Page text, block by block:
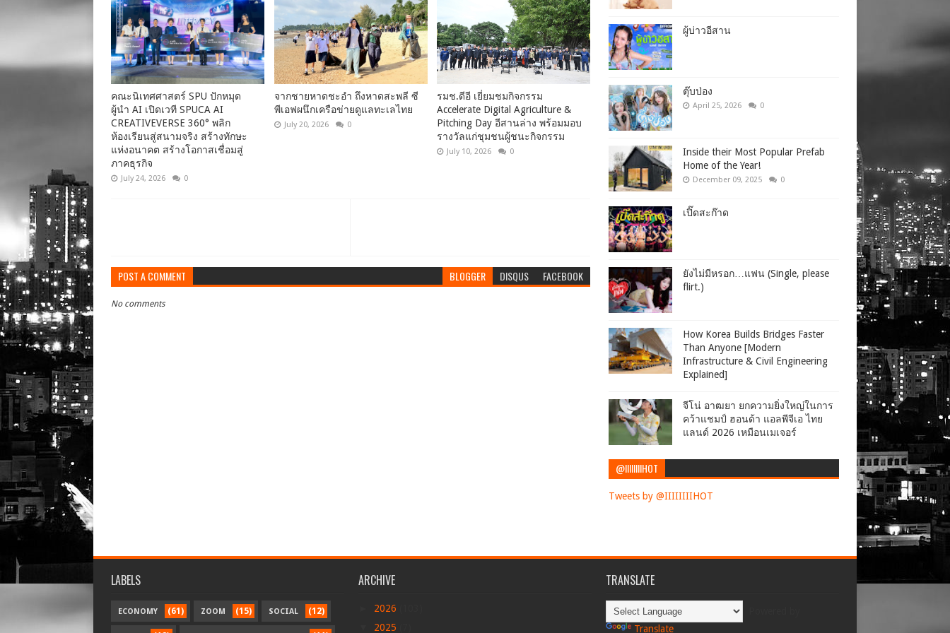
คณะนิเทศศาสตร์ SPU ปักหมุด
ผู้นำ AI เปิดเวที SPUCA AI
CREATIVEVERSE 360° พลิก
ห้องเรียนสู่สนามจริง สร้างทักษะ
แห่งอนาคต สร้างโอกาสเชื่อมสู่
ภาคธุรกิจ
July 24, 2026 0
จากชายหาดชะอำ ถึงหาดสะพลี ซี
พีเอฟผนึกเครือข่ายดูแลทะเลไทย
July 20, 2026 0
รมช.ดีอี เยี่ยมชมกิจกรรม
Accelerate Digital Agriculture &
Pitching Day อีสานล่าง พร้อมมอบ
รางวัลแก่ชุมชนผู้ชนะกิจกรรม
July 10, 2026 0
POST A COMMENT BLOGGER DISQUS FACEBOOK
No comments
ผู้บ่าวอีสาน
ตุ๊บป่อง
April 25, 2026 0
Inside their Most Popular Prefab
Home of the Year!
December 09, 2025 0
เปิ๊ดสะก๊าด
ยังไม่มีหรอก…แฟน (Single, please
flirt.)
How Korea Builds Bridges Faster
Than Anyone [Modern
Infrastructure & Civil Engineering
Explained]
จีโน่ อาฒยา ยกความยิ่งใหญ่ในการ
คว้าแชมป์ ฮอนด้า แอลพีจีเอ ไทย
แลนด์ 2026 เหมือนเมเจอร์
@IIIIIIIIHOT
Tweets by @IIIIIIIIHOT
LABELS
ECONOMY (61) ZOOM (15) SOCIAL (12)
ARCHIVE
2026
2025
TRANSLATE
Translate